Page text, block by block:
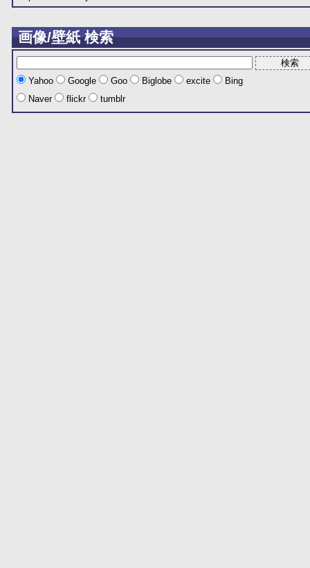
画像/壁紙 検索
Yahoo Google Goo Biglobe excite
Bing
Naver
flickr tumblr